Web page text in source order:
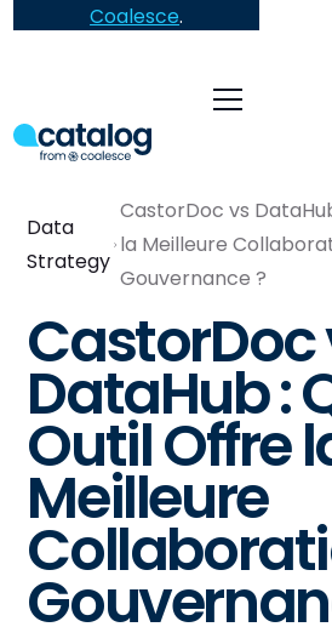
Coalesce.
Data
Strategy
CastorDoc vs
la Meilleure
Gouvernance ?
CastorDoc
DataHub :
Outil Offre
Meilleure